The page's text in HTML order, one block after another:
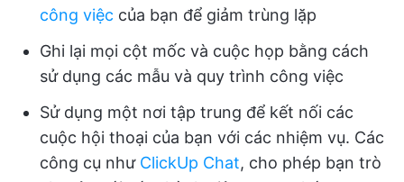
công việc của bạn để giảm trùng lặp
Ghi lại mọi cột mốc và cuộc họp bằng cách
sử dụng các mẫu và quy trình công việc
Sử dụng một nơi tập trung để kết nối các
cuộc hội thoại của bạn với các nhiệm vụ. Các
công cụ như ClickUp Chat, cho phép bạn trò